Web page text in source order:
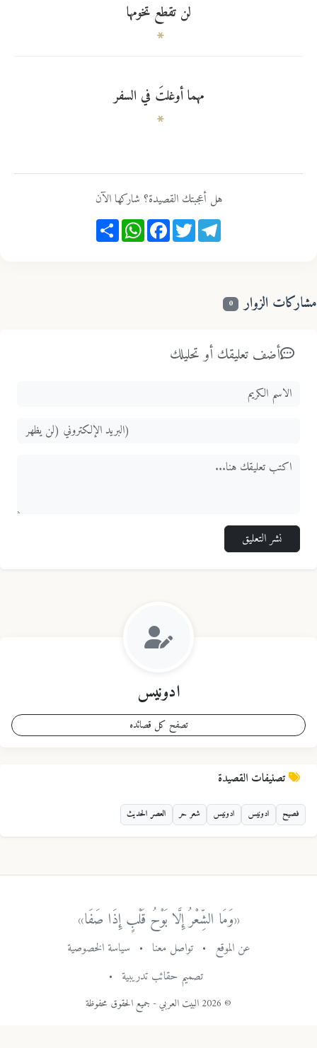
لن تقطع تخومها
مهما أوغلتَ في السفر
هل أعجبتك القصيدة؟ شاركها الآن
Share
WhatsAppFacebookTwitterTelegram
الزوار 0
أضف تعليقك أو تحليلك
نشر التعليق
ادونيس
تصفح كل قصائده
تصنيفات القصيدة
فصيح ادونيس ادونيس شعر حر العصر الحديث
«وَمَا الشِّعْرُ إِلَّا بَوْحُ قَلْبٍ إِذَا صَفَا»
عن الموقع تواصل معنا
سياسة الخصوصية
تصميم حقائب تدريبية
© 2026 البيت العربي - جميع الحقوق محفوظة